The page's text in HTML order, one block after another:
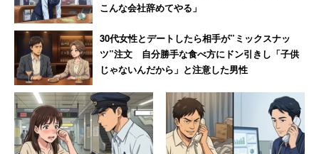
こんな会社辞めてやる」
30代女性とデートしたら相手が”ミックスナッ
ツ”注文 自分勝手な食べ方にドン引きし「子供
じゃないんだから」と注意した男性